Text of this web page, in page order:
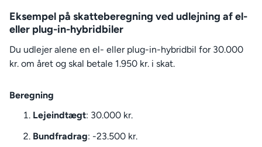
Eksempel på skatteberegning ved udlejning af el-
eller plug-in-hybridbiler
Du udlejer alene en el- eller plug-in-hybridbil for 30.000
kr. om året og skal betale 1.950 kr. i skat.
Beregning
Lejeindtægt: 30.000 kr.
Bundfradrag: -23.500 kr.